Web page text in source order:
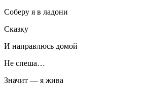
Соберу я в ладони
Сказку
И направлюсь домой
Не спеша…
Значит — я жива